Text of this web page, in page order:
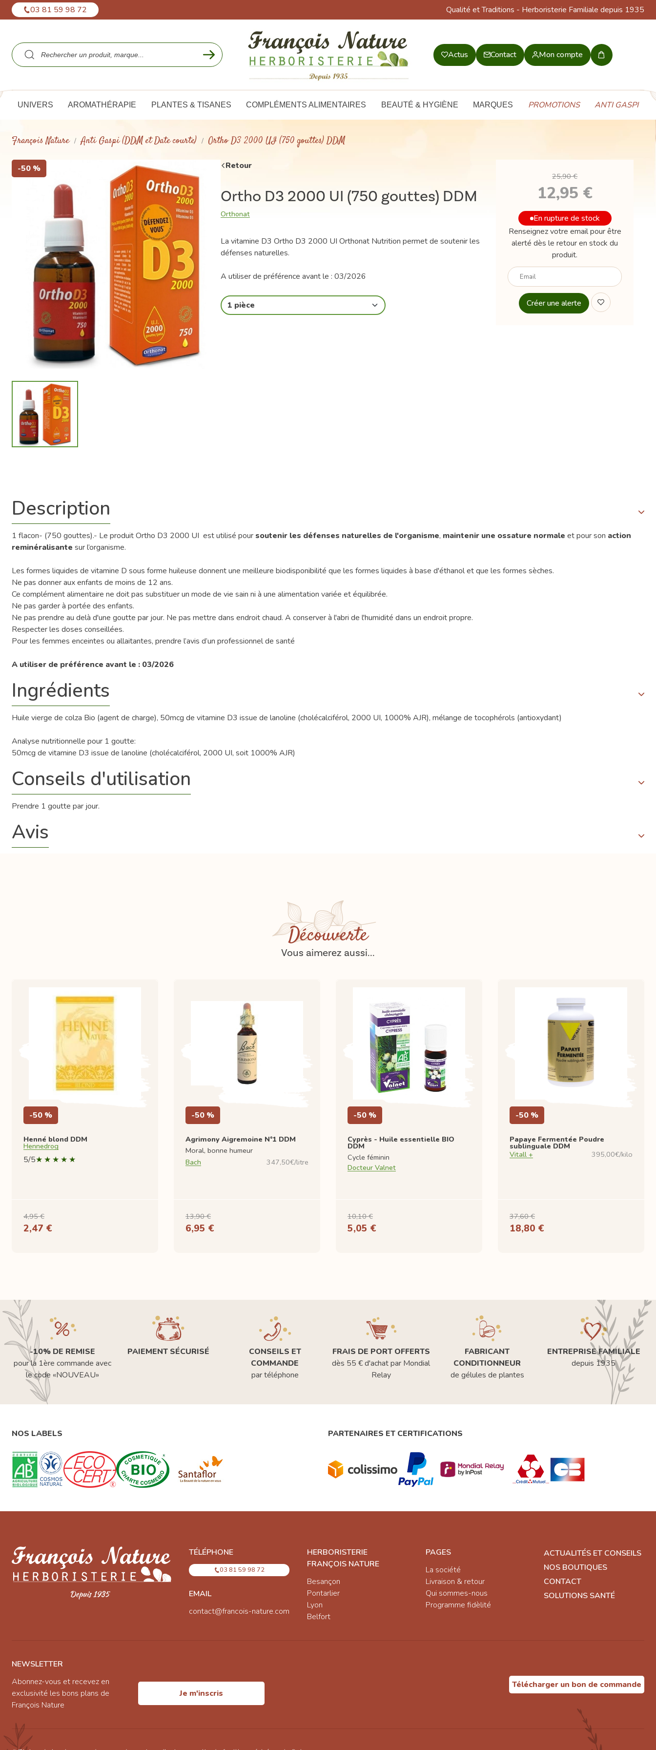
03 81 59 98 72 Qualité et Traditions - Herboristerie Familiale depuis 1935
Actus Contact Mon compte
Mon
UNIVERS AROMATHÉRAPIE PLANTES & TISANES COMPLÉMENTS ALIMENTAIRES BEAUTÉ & HYGIÈNE MARQUES PROMOTIONS ANTI GASPI
François Nature Anti Gaspi (DDM et Date courte) Ortho D3 2000 UI (750 gouttes) DDM
-50 % Retour
Ortho D3 2000 UI (750 gouttes) DDM
Orthonat
La vitamine D3 Ortho D3 2000 UI Orthonat Nutrition permet de soutenir les
défenses naturelles.
A utiliser de préférence avant le : 03/2026
1 pièce
25,90 €
12,95 €
En rupture de stock
Renseignez votre email pour être
alerté dès le retour en stock du
produit.
Votre
Description
1 flacon- (750 gouttes).- Le produit Ortho D3 2000 UI est utilisé pour soutenir les défenses naturelles de l'organisme, maintenir une ossature normale et pour son action
reminéralisante sur l’organisme.
Les formes liquides de vitamine D sous forme huileuse donnent une meilleure biodisponibilité que les formes liquides à base d'éthanol et que les formes sèches.
Ne pas donner aux enfants de moins de 12 ans.
Ce complément alimentaire ne doit pas substituer un mode de vie sain ni à une alimentation variée et équilibrée.
Ne pas garder à portée des enfants.
Ne pas prendre au delà d'une goutte par jour. Ne pas mettre dans endroit chaud. A conserver à l'abri de l'humidité dans un endroit propre.
Respecter les doses conseillées.
Pour les femmes enceintes ou allaitantes, prendre l’avis d’un professionnel de santé
A utiliser de préférence avant le : 03/2026
Ingrédients
Huile vierge de colza Bio (agent de charge), 50mcg de vitamine D3 issue de lanoline (cholécalciférol, 2000 UI, 1000% AJR), mélange de tocophérols (antioxydant)
Analyse nutritionnelle pour 1 goutte:
50mcg de vitamine D3 issue de lanoline (cholécalciférol, 2000 UI, soit 1000% AJR)
Conseils d'utilisation
Prendre 1 goutte par jour.
Avis
Découverte
Vous aimerez aussi...
-50 %
Henné blond DDM
Hennedrog
5/5
4,95 €
2,47 €
-50 %
Agrimony Aigremoine N°1 DDM
Moral, bonne humeur
Bach
347,50€/litre
13,90 €
6,95 €
-50 %
Cyprès - Huile essentielle BIO
DDM
Cycle féminin
Docteur Valnet
10,10 €
5,05 €
-50 %
Papaye Fermentée Poudre
sublinguale DDM
Vitall +
395,00€/kilo
37,60 €
18,80 €
-10% DE REMISE
pour la 1ère commande avec
le code «NOUVEAU»
PAIEMENT SÉCURISÉ
CONSEILS ET
COMMANDE
par téléphone
FRAIS DE PORT OFFERTS
dès 55 € d'achat par Mondial
Relay
FABRICANT
CONDITIONNEUR
de gélules de plantes
ENTREPRISE FAMILIALE
depuis 1935
NOS LABELS PARTENAIRES ET CERTIFICATIONS
TÉLÉPHONE
03 81 59 98 72
EMAIL
contact@francois-nature.com
HERBORISTERIE
FRANÇOIS NATURE
Besançon
Pontarlier
Lyon
Belfort
PAGES
La société
Livraison & retour
Qui sommes-nous
Programme fidèlité
ACTUALITÉS ET CONSEILS
NOS BOUTIQUES
CONTACT
SOLUTIONS SANTÉ
NEWSLETTER
Abonnez-vous et recevez en
exclusivité les bons plans de
François Nature
Je m'inscris
Télécharger un bon de commande
Panneau de gestion des cookies